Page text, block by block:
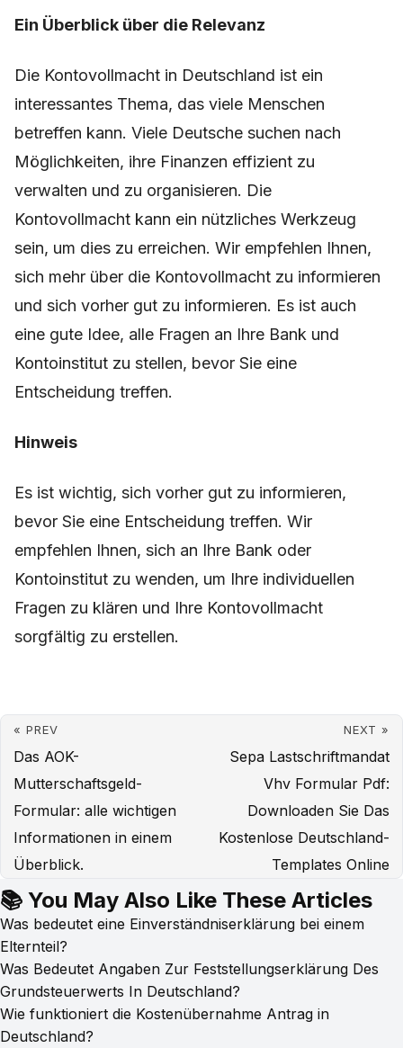
Ein Überblick über die Relevanz
Die Kontovollmacht in Deutschland ist ein
interessantes Thema, das viele Menschen
betreffen kann. Viele Deutsche suchen nach
Möglichkeiten, ihre Finanzen effizient zu
verwalten und zu organisieren. Die
Kontovollmacht kann ein nützliches Werkzeug
sein, um dies zu erreichen. Wir empfehlen Ihnen,
sich mehr über die Kontovollmacht zu informieren
und sich vorher gut zu informieren. Es ist auch
eine gute Idee, alle Fragen an Ihre Bank und
Kontoinstitut zu stellen, bevor Sie eine
Entscheidung treffen.
Hinweis
Es ist wichtig, sich vorher gut zu informieren,
bevor Sie eine Entscheidung treffen. Wir
empfehlen Ihnen, sich an Ihre Bank oder
Kontoinstitut zu wenden, um Ihre individuellen
Fragen zu klären und Ihre Kontovollmacht
sorgfältig zu erstellen.
« PREV
Das AOK-
Mutterschaftsgeld-
Formular: alle wichtigen
Informationen in einem
Überblick.
NEXT »
Sepa Lastschriftmandat
Vhv Formular Pdf:
Downloaden Sie Das
Kostenlose Deutschland-
Templates Online
📚 You May Also Like These Articles
Was bedeutet eine Einverständniserklärung bei einem
Elternteil?
Was Bedeutet Angaben Zur Feststellungserklärung Des
Grundsteuerwerts In Deutschland?
Wie funktioniert die Kostenübernahme Antrag in
Deutschland?